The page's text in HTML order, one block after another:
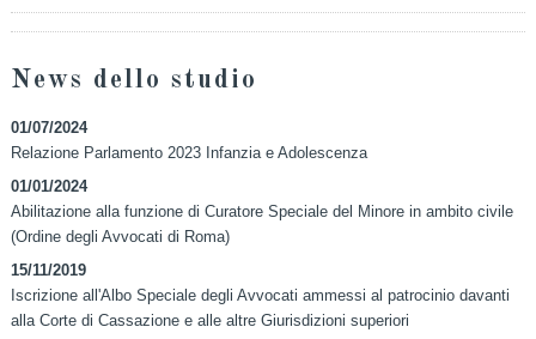
News dello studio
01/07/2024
Relazione Parlamento 2023 Infanzia e Adolescenza
01/01/2024
Abilitazione alla funzione di Curatore Speciale del Minore in ambito civile
(Ordine degli Avvocati di Roma)
15/11/2019
Iscrizione all'Albo Speciale degli Avvocati ammessi al patrocinio davanti
alla Corte di Cassazione e alle altre Giurisdizioni superiori